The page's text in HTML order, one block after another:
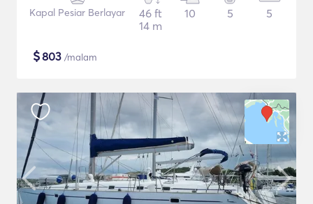
Kapal Pesiar Berlayar
46 ft
14 m
10 5 5
$803 /malam